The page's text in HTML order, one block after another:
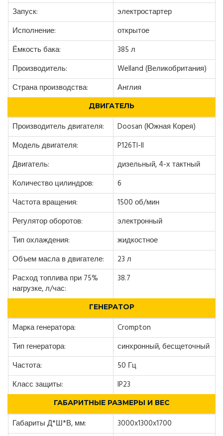
Запуск:
электростартер
Исполнение:
открытое
Ёмкость бака:
385 л
Производитель:
Welland (Великобритания)
Страна производства:
Англия
ДВИГАТЕЛЬ
Производитель двигателя:
Doosan (Южная Корея)
Модель двигателя:
P126TI-II
Двигатель:
дизельный, 4-х тактный
Количество цилиндров:
6
Частота вращения:
1500 об/мин
Регулятор оборотов:
электронный
Тип охлаждения:
жидкостное
Объем масла в двигателе:
23 л
Расход топлива при 75%
нагрузке, л/час:
38.7
ГЕНЕРАТОР
Марка генератора:
Crompton
Тип генератора:
синхронный, бесщеточный
Частота:
50 Гц
Класс защиты:
IP23
ГАБАРИТНЫЕ РАЗМЕРЫ И ВЕС
Габариты Д*Ш*В, мм:
3000x1300x1700